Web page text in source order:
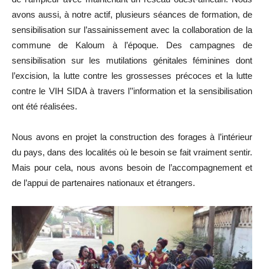
avons aussi, à notre actif, plusieurs séances de formation, de
sensibilisation sur l’assainissement avec la collaboration de la
commune de Kaloum à l’époque. Des campagnes de
sensibilisation sur les mutilations génitales féminines dont
l’excision, la lutte contre les grossesses précoces et la lutte
contre le VIH SIDA à travers l’’information et la sensibilisation
ont été réalisées.
Nous avons en projet la construction des forages à l’intérieur
du pays, dans des localités où le besoin se fait vraiment sentir.
Mais pour cela, nous avons besoin de l’accompagnement et
de l’appui de partenaires nationaux et étrangers.